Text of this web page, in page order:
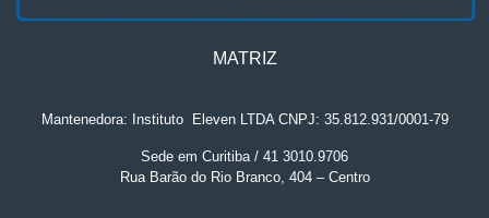
MATRIZ
Mantenedora: Instituto. Eleven LTDA CNPJ: 35.812.931/0001-79
Sede em Curitiba / 41 3010.9706
Rua Barão do Rio Branco, 404 – Centro